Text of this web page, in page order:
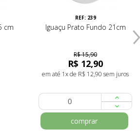
cm
REF: 239
Iguaçu Prato Fundo 21cm
R$ 15,90
R$ 12,90
em até 1x de R$ 12,90 sem juros
comprar